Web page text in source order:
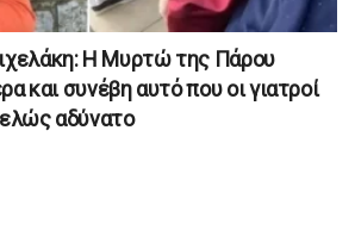
Η Μυρτώ της Πάρου
και συνέβη αυτό που οι γιατροί
αδύνατο